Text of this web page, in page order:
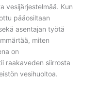
vesijärjestelmää. Kun
pääosiltaan
asentajan työtä
miten
on
raakaveden siirrosta
vesihuoltoa.